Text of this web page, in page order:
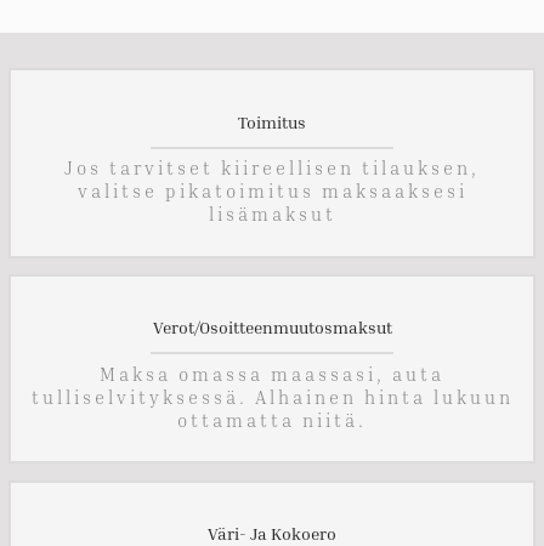
Toimitus
Jos tarvitset kiireellisen tilauksen,
valitse pikatoimitus maksaaksesi
lisämaksut
Verot/Osoitteenmuutosmaksut
Maksa omassa maassasi, auta
tulliselvityksessä. Alhainen hinta lukuun
ottamatta niitä.
Väri- Ja Kokoero